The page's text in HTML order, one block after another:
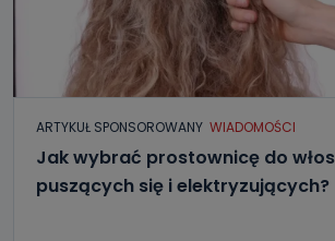
ARTYKUŁ SPONSOROWANY WIADOMOŚCI
Jak wybrać prostownicę do
puszących się i elektryzujących?